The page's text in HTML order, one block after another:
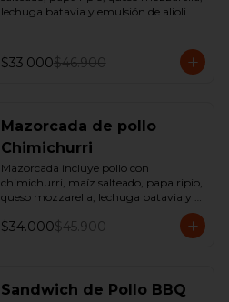
lechuga batavia y emulsión de alioli.
$33.000$46.900
Mazorcada de pollo
Chimichurri
Mazorcada incluye pollo con
chimichurri, maíz salteado, papa ripio,
queso mozzarella, lechuga batavia y
$34.000$45.900
Sandwich de Pollo BBQ